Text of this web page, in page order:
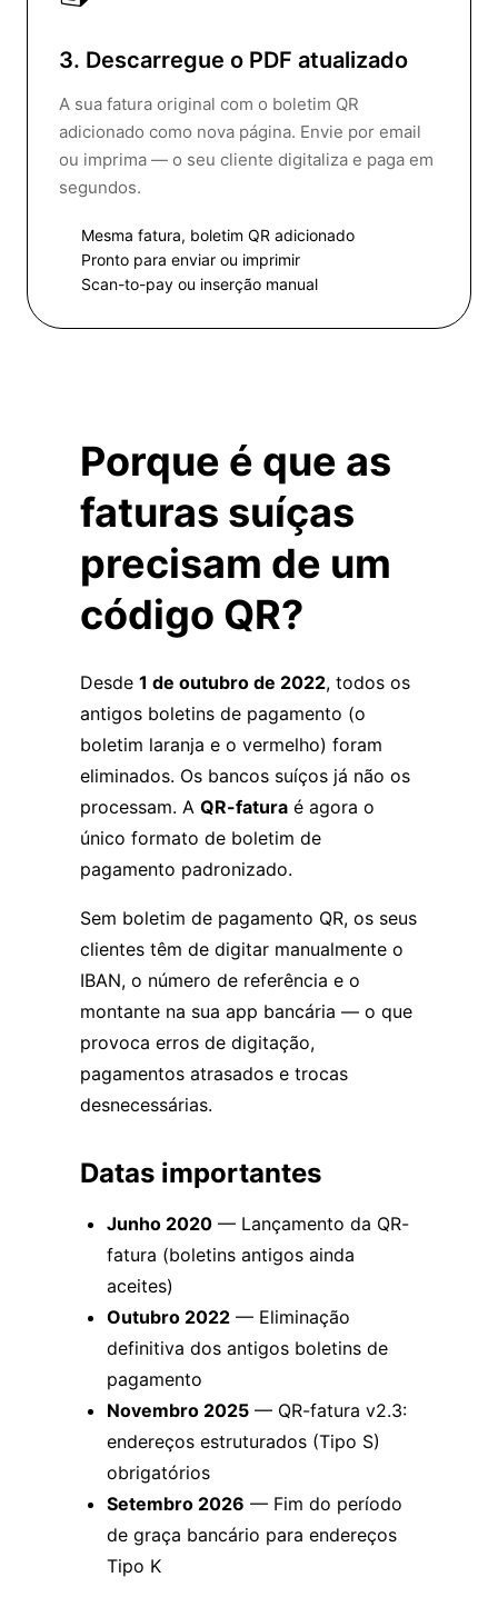
3. Descarregue o PDF atualizado
A sua fatura original com o boletim QR
adicionado como nova página. Envie por email
ou imprima — o seu cliente digitaliza e paga em
segundos.
Mesma fatura, boletim QR adicionado
Pronto para enviar ou imprimir
Scan-to-pay ou inserção manual
Porque é que as
faturas suíças
precisam de um
código QR?
Desde 1 de outubro de 2022, todos os
antigos boletins de pagamento (o
boletim laranja e o vermelho) foram
eliminados. Os bancos suíços já não os
processam. A QR-fatura é agora o
único formato de boletim de
pagamento padronizado.
Sem boletim de pagamento QR, os seus
clientes têm de digitar manualmente o
IBAN, o número de referência e o
montante na sua app bancária — o que
provoca erros de digitação,
pagamentos atrasados e trocas
desnecessárias.
Datas importantes
Junho 2020 — Lançamento da QR-
fatura (boletins antigos ainda
aceites)
Outubro 2022 — Eliminação
definitiva dos antigos boletins de
pagamento
Novembro 2025 — QR-fatura v2.3:
endereços estruturados (Tipo S)
obrigatórios
Setembro 2026 — Fim do período
de graça bancário para endereços
Tipo K